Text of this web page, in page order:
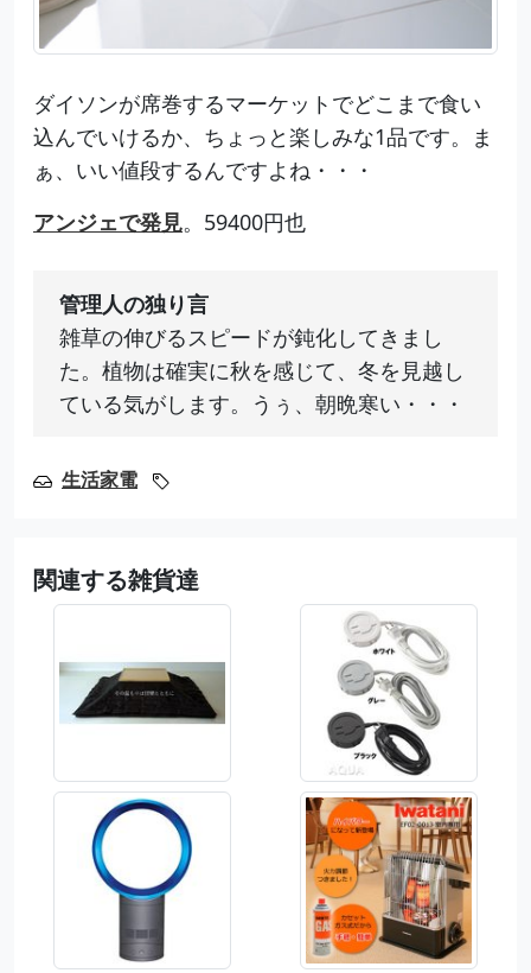
ダイソンが席巻するマーケットでどこまで食い
込んでいけるか、ちょっと楽しみな1品です。ま
ぁ、いい値段するんですよね・・・
アンジェで発見。59400円也
管理人の独り言
雑草の伸びるスピードが鈍化してきまし
た。植物は確実に秋を感じて、冬を見越し
ている気がします。うぅ、朝晩寒い・・・
生活家電
関連する雑貨達